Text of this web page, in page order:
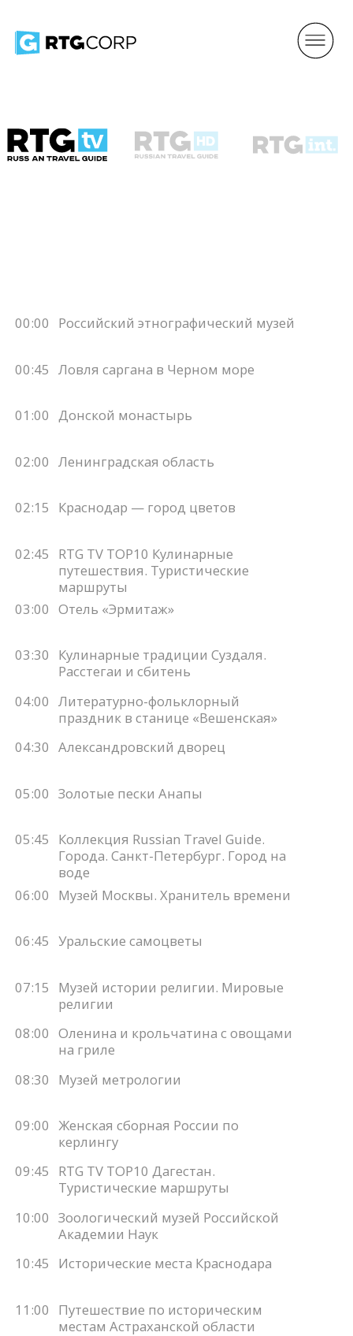
00:00 Российский этнографический музей
00:45 Ловля саргана в Черном море
01:00 Донской монастырь
02:00 Ленинградская область
02:15 Краснодар — город цветов
02:45
RTG TV TOP10 Кулинарные
путешествия. Туристические
маршруты
03:00 Отель «Эрмитаж»
03:30
Кулинарные традиции Суздаля.
Расстегаи и сбитень
04:00 Литературно-фольклорный
праздник в станице «Вешенская»
04:30 Александровский дворец
05:00 Золотые пески Анапы
05:45
Коллекция Russian Travel Guide.
Города. Санкт-Петербург. Город на
воде
06:00
Музей Москвы. Хранитель времени
06:45 Уральские самоцветы
07:15
Музей истории религии. Мировые
религии
08:00 Оленина и крольчатина с овощами
на гриле
08:30
Музей метрологии
09:00 Женская сборная России по
керлингу
09:45
RTG TV TOP10 Дагестан.
Туристические маршруты
10:00 Зоологический музей Российской
Академии Наук
10:45
Исторические места Краснодара
11:00
Путешествие по историческим
местам Астраханской области